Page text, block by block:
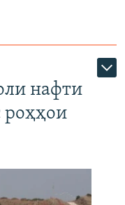
нафти
роҳҳои